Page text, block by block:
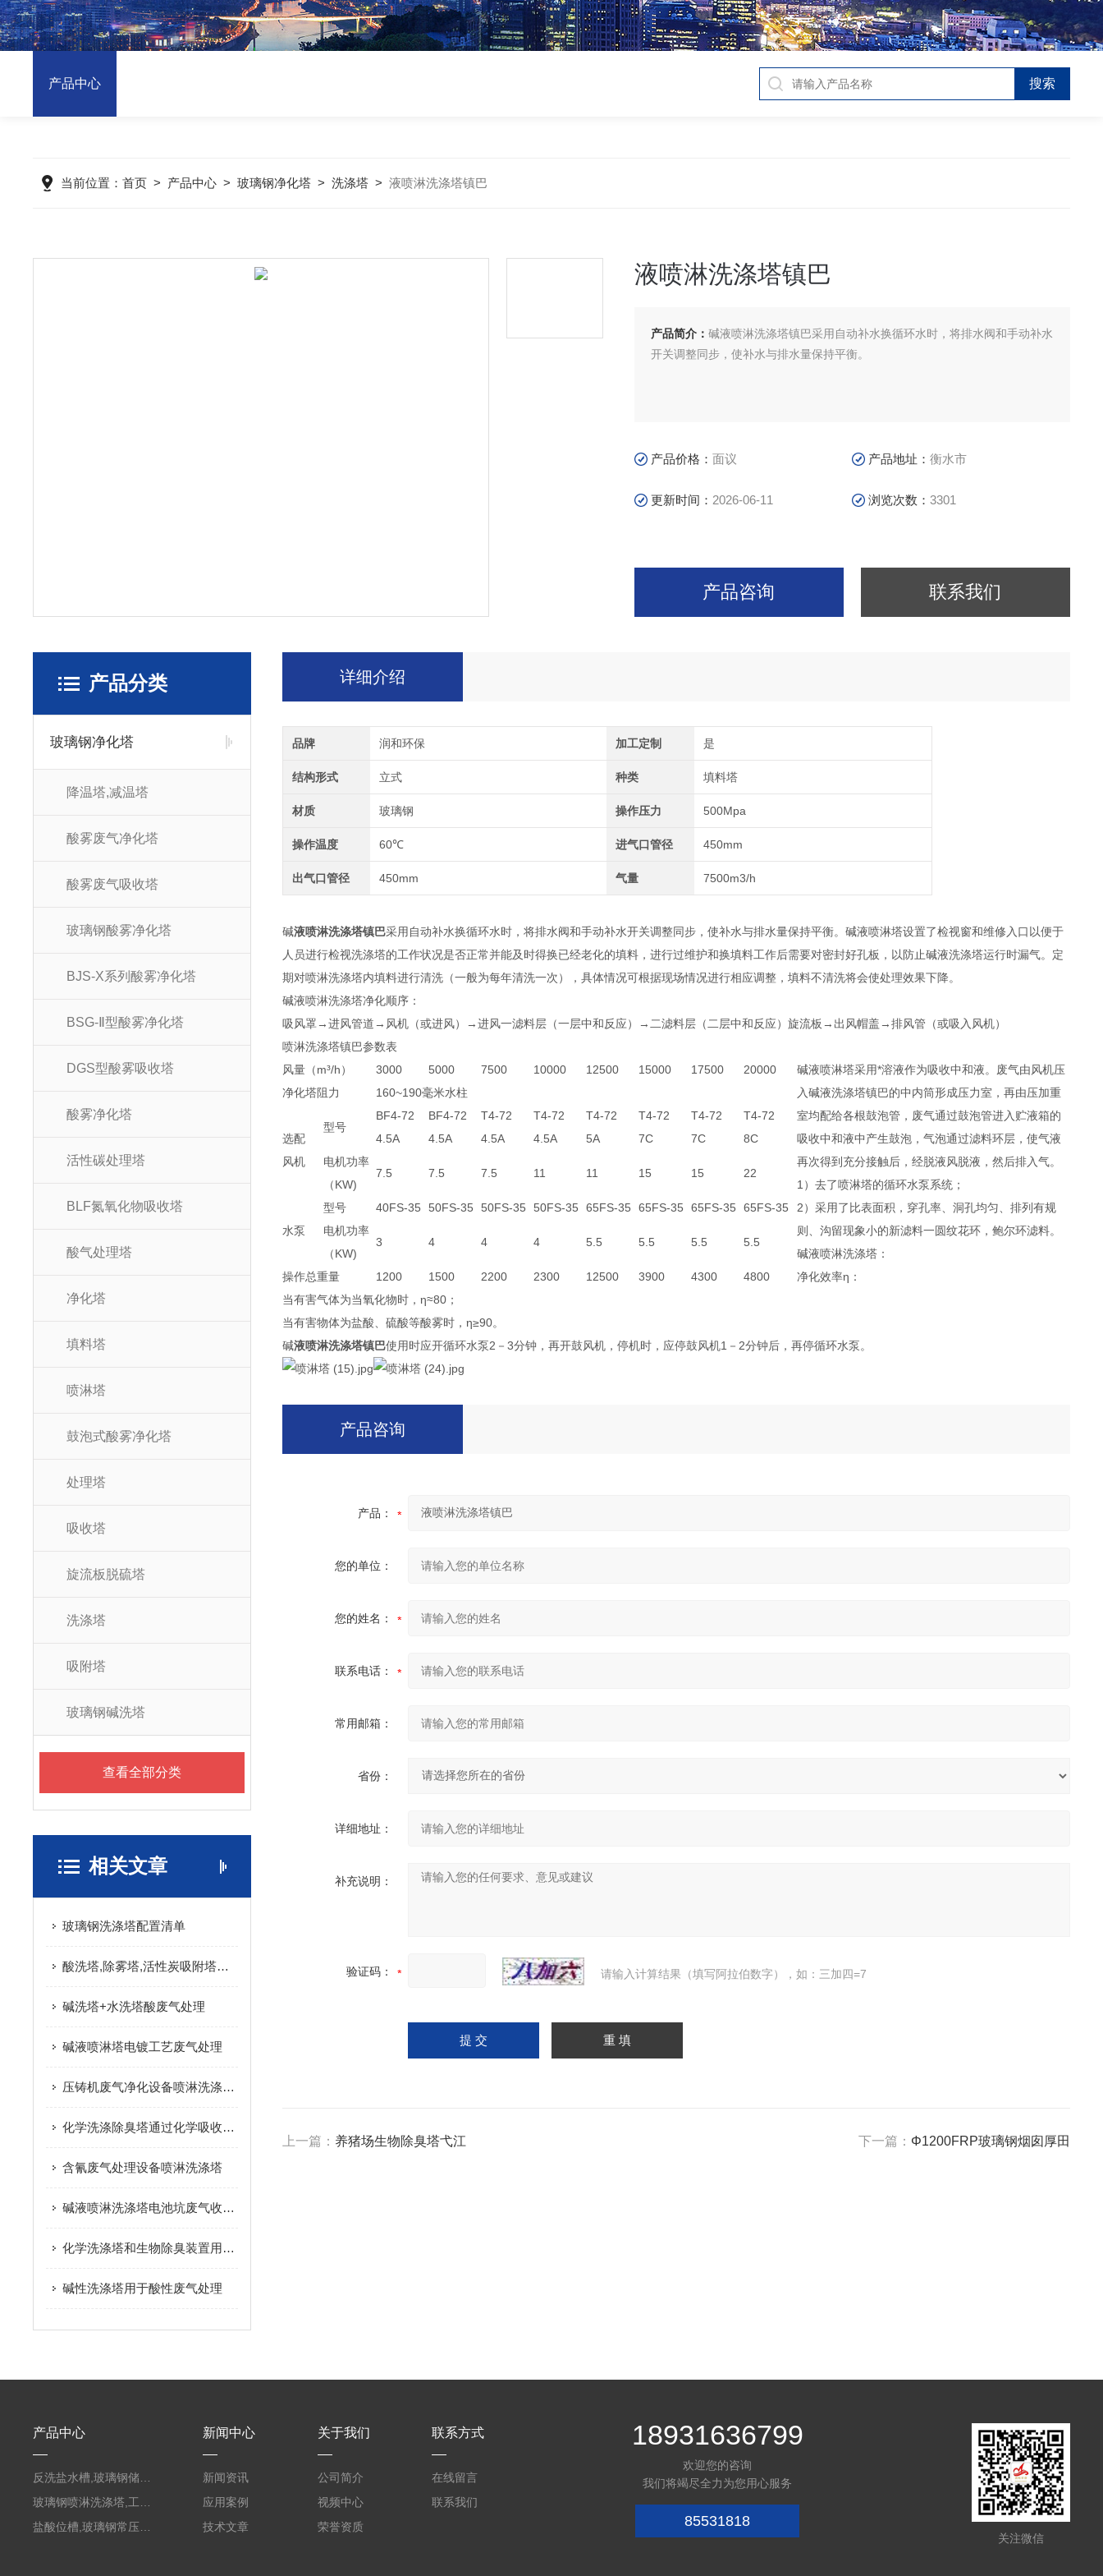
产品中心
当前位置：首页 > 产品中心 >玻璃钢净化塔 >洗涤塔 >液喷淋洗涤塔镇巴
液喷淋洗涤塔镇巴
产品简介：碱液喷淋洗涤塔镇巴采用自动补水换循环水时，将排水阀和手动补水
开关调整同步，使补水与排水量保持平衡。
产品价格：面议 产品地址：衡水市
更新时间： 2026-06-11 浏览次数：3301
产品咨询 联系我们
产品分类
玻璃钢净化塔
降温塔,减温塔
酸雾废气净化塔
酸雾废气吸收塔
玻璃钢酸雾净化塔
BJS-X系列酸雾净化塔
BSG-Ⅱ型酸雾净化塔
DGS型酸雾吸收塔
酸雾净化塔
活性碳处理塔
BLF氮氧化物吸收塔
酸气处理塔
净化塔
填料塔
喷淋塔
鼓泡式酸雾净化塔
处理塔
吸收塔
旋流板脱硫塔
洗涤塔
吸附塔
玻璃钢碱洗塔
查看全部分类
相关文章
玻璃钢洗涤塔配置清单
酸洗塔,除雾塔,活性炭吸附塔处理烘干废气
碱洗塔+水洗塔酸废气处理
碱液喷淋塔电镀工艺废气处理
压铸机废气净化设备喷淋洗涤塔、净化塔
化学洗涤除臭塔通过化学吸收液与废气反应实现除臭
含氰废气处理设备喷淋洗涤塔
碱液喷淋洗涤塔电池坑废气收集处理
化学洗涤塔和生物除臭装置用于生化废气处理
碱性洗涤塔用于酸性废气处理
详细介绍
品牌 润和环保 加工定制 是
结构形式 立式 种类 填料塔
材质 玻璃钢 操作压力 500Mpa
操作温度 60℃ 进气口管径 450mm
出气口管径 450mm 气量 7500m3/h
碱液喷淋洗涤塔镇巴采用自动补水换循环水时，将排水阀和手动补水开关调整同步，使补水与排水量保持平衡。碱液喷淋塔设置了检视窗和维修入口以便于
人员进行检视洗涤塔的工作状况是否正常并能及时得换已经老化的填料，进行过维护和换填料工作后需要对密封好孔板，以防止碱液洗涤塔运行时漏气。定
期对喷淋洗涤塔内填料进行清洗（一般为每年清洗一次），具体情况可根据现场情况进行相应调整，填料不清洗将会使处理效果下降。
碱液喷淋洗涤塔净化顺序：
吸风罩→进风管道→风机（或进风）→进风一滤料层（一层中和反应）→二滤料层（二层中和反应）旋流板→出风帽盖→排风管（或吸入风机）
喷淋洗涤塔镇巴参数表
风量（m³/h）
3000 5000 7500 10000 12500 15000 17500
20000
净化塔阻力
160~190毫米水柱
选配
风机
型号
BF4-72 BF4-72 T4-72 T4-72 T4-72 T4-72 T4-72
T4-72
4.5A
4.5A 4.5A 4.5A 5A 7C 7C
8C
电机功率
7.5
7.5 7.5 11 11 15 15
22
（KW)
水泵
型号 40FS-35 50FS-35 50FS-35 50FS-35 65FS-35 65FS-35 65FS-35
65FS-35
电机功率
3
4 4 4 5.5 5.5 5.5
5.5
（KW)
操作总重量
1200 1500 2200 2300 12500 3900 4300 4800
碱液喷淋塔采用*溶液作为吸收中和液。废气由风机压
入碱液洗涤塔镇巴的中内筒形成压力室，再由压加重
室均配给各根鼓泡管，废气通过鼓泡管进入贮液箱的
吸收中和液中产生鼓泡，气泡通过滤料环层，使气液
再次得到充分接触后，经脱液风脱液，然后排入气。
1）去了喷淋塔的循环水泵系统；
2）采用了比表面积，穿孔率、洞孔均匀、排列有规
则、沟留现象小的新滤料一圆纹花环，鲍尔环滤料。
碱液喷淋洗涤塔：
净化效率η：
当有害气体为当氧化物时，η≈80；
当有害物体为盐酸、硫酸等酸雾时，η≥90。
碱液喷淋洗涤塔镇巴使用时应开循环水泵2－3分钟，再开鼓风机，停机时，应停鼓风机1－2分钟后，再停循环水泵。
产品咨询
产品：
您的单位：
您的姓名：
联系电话：
常用邮箱：
省份：
详细地址：
补充说明：
验证码： 请输入计算结果（填写阿拉伯数字），如：三加四=7
上一篇： 养猪场生物除臭塔弋江 下一篇： Φ1200FRP玻璃钢烟囱厚田
产品中心 新闻中心
新闻资讯
应用案例
技术文章
关于我们
公司简介
视频中心
荣誉资质
联系方式
在线留言
联系我们
18931636799
欢迎您的咨询
我们将竭尽全力为您用心服务
85531818
关注微信